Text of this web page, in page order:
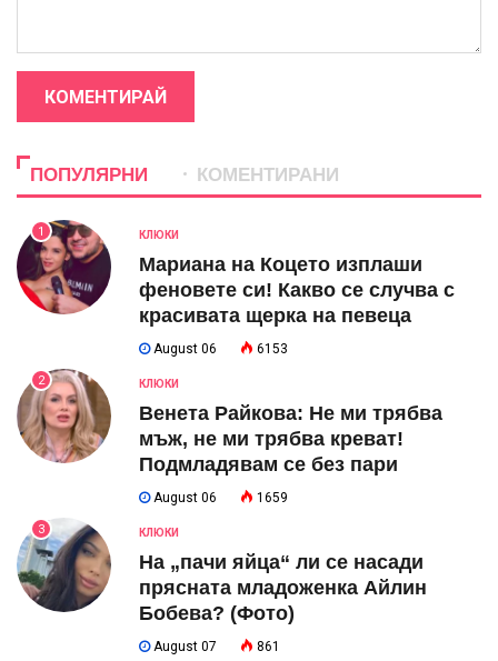
КОМЕНТИРАЙ
ПОПУЛЯРНИ КОМЕНТИРАНИ
1 КЛЮКИ
Мариана на Коцето изплаши
феновете си! Какво се случва с
красивата щерка на певеца
August 06 6153
2 КЛЮКИ
Венета Райкова: Не ми трябва
мъж, не ми трябва креват!
Подмладявам се без пари
August 06 1659
3 КЛЮКИ
На „пачи яйца“ ли се насади
прясната младоженка Айлин
Бобева? (Фото)
August 07 861